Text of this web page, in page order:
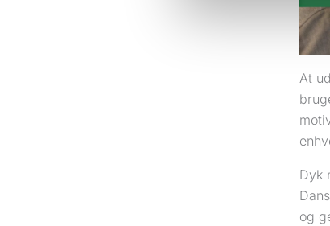
At
Dyk
og